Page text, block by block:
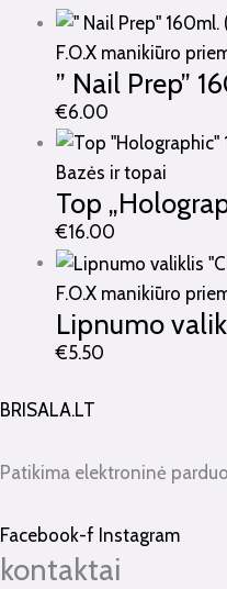
F.O.X manikiūro
” Nail Prep”
€6.00
Bazės ir topai
Top
€16.00
F.O.X manikiūro
Lipnumo
€5.50
BRISALA.LT
Patikima elektroninė
Facebook-f Instagram
kontaktai